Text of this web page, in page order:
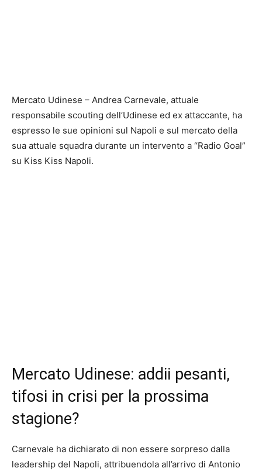
Mercato Udinese – Andrea Carnevale, attuale
responsabile scouting dell’Udinese ed ex attaccante, ha
espresso le sue opinioni sul Napoli e sul mercato della
sua attuale squadra durante un intervento a “Radio Goal”
su Kiss Kiss Napoli.
Mercato Udinese: addii pesanti,
tifosi in crisi per la prossima
stagione?
Carnevale ha dichiarato di non essere sorpreso dalla
leadership del Napoli, attribuendola all’arrivo di Antonio